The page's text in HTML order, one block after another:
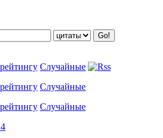
Случайные
Случайные
Случайные